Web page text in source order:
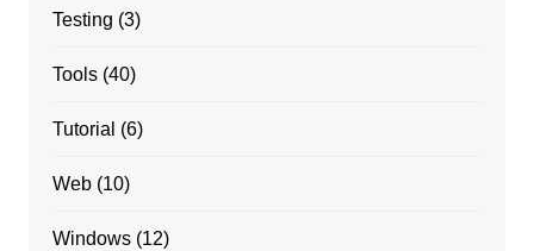
Testing (3)
Tools(40)
Tutorial (6)
Web(10)
Windows(12)